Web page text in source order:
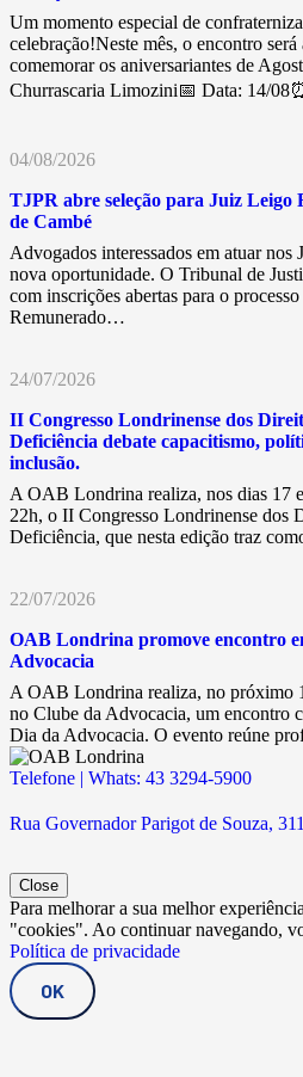
Um momento especial de
celebração!Neste mês, o encontro
comemorar os aniversariantes de
Churrascaria Limozini📅 Data: 14/
04/08/2026
TJPR abre seleção para Juiz Leigo
de Cambé
Advogados interessados em atuar nos
nova oportunidade. O Tribunal de
com inscrições abertas para o
Remunerado…
24/07/2026
II Congresso Londrinense dos
Deficiência debate capacitismo,
inclusão.
A OAB Londrina realiza, nos dias 17
22h, o II Congresso Londrinense dos
Deficiência, que nesta edição traz
22/07/2026
OAB Londrina promove encontro
Advocacia
A OAB Londrina realiza, no próximo
no Clube da Advocacia, um encontro
Dia da Advocacia. O evento reúne
Telefone | Whats: 43 3294-5900
Rua Governador Parigot de Souza,
Close
Para melhorar a sua melhor
"cookies". Ao continuar navegando,
Política de privacidade
OK